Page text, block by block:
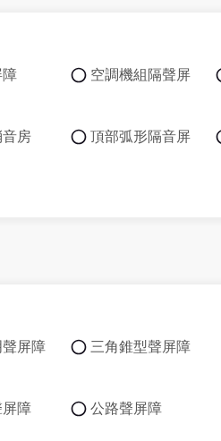
障 空調機組隔聲屏
房 頂部弧形隔音屏
屏障 三角錐型聲屏障
障 公路聲屏障